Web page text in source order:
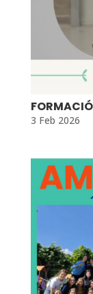
3 Feb 2026